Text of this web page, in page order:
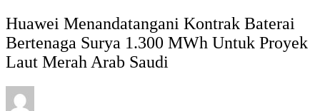
Huawei Menandatangani Kontrak Baterai
Bertenaga Surya 1.300 MWh Untuk Proyek
Laut Merah Arab Saudi